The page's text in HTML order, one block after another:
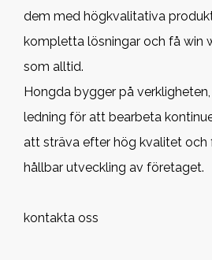
dem med högkvalitativa
kompletta lösningar och få win
som alltid.
Hongda bygger på
ledning för att bearbeta
att sträva efter hög kvalitet och
hållbar utveckling av företaget.
kontakta oss